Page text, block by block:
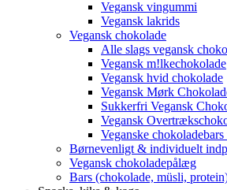
Vegansk vingummi
Vegansk lakrids
Vegansk chokolade
Alle slags vegansk
Vegansk m!lkechokolade
Vegansk hvid chokolade
Vegansk Mørk
Sukkerfri Vegansk
Vegansk
Veganske chokoladebars
Børnevenligt & individuelt
Vegansk chokoladepålæg
Bars (chokolade, müsli,